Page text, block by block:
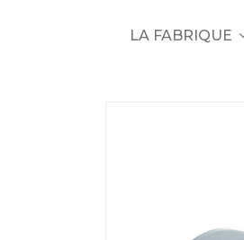
LA FABRIQUE